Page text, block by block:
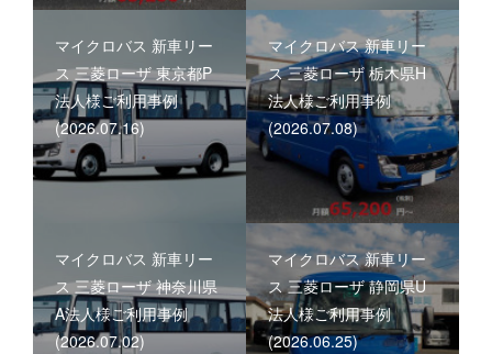
マイクロバス 新車リー
ス 三菱ローザ 東京都P
法人様ご利用事例
(2026.07.16)
マイクロバス 新車リー
ス 三菱ローザ 栃木県H
法人様ご利用事例
(2026.07.08)
マイクロバス 新車リー
ス 三菱ローザ 神奈川県
A法人様ご利用事例
(2026.07.02)
マイクロバス 新車リー
ス 三菱ローザ 静岡県U
法人様ご利用事例
(2026.06.25)